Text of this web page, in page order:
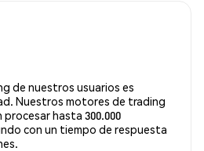
de nuestros usuarios es
Nuestros motores de trading
hasta 300.000
con un tiempo de respuesta